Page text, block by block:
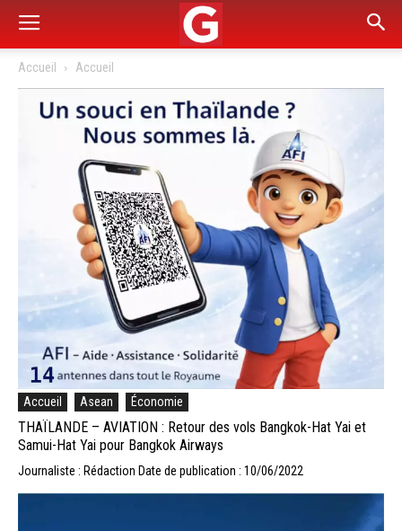
Accueil Accueil
Accueil Asean Économie
THAÏLANDE – AVIATION : Retour des vols Bangkok-Hat Yai et
Samui-Hat Yai pour Bangkok Airways
Journaliste : Rédaction Date de publication : 10/06/2022